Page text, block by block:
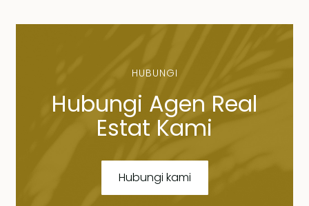
HUBUNGI
Hubungi Agen Real
Estat Kami
Hubungi kami